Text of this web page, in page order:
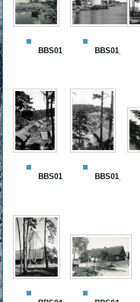
BBS01_310_r BBS01_315_r
BBS01_350_r BBS01_351_r